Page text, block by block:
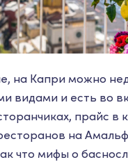
на Капри можно
видами и есть во
прайс в
на
что мифы о